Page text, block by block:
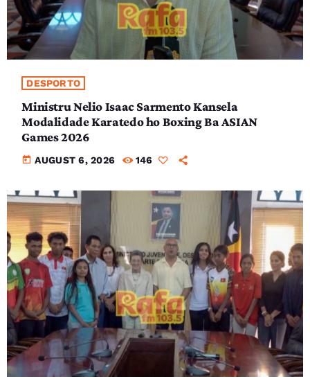
DESPORTO
Ministru Nelio Isaac Sarmento Kansela
Modalidade Karatedo ho Boxing Ba ASIAN
Games 2026
today AUGUST 6, 2026 146